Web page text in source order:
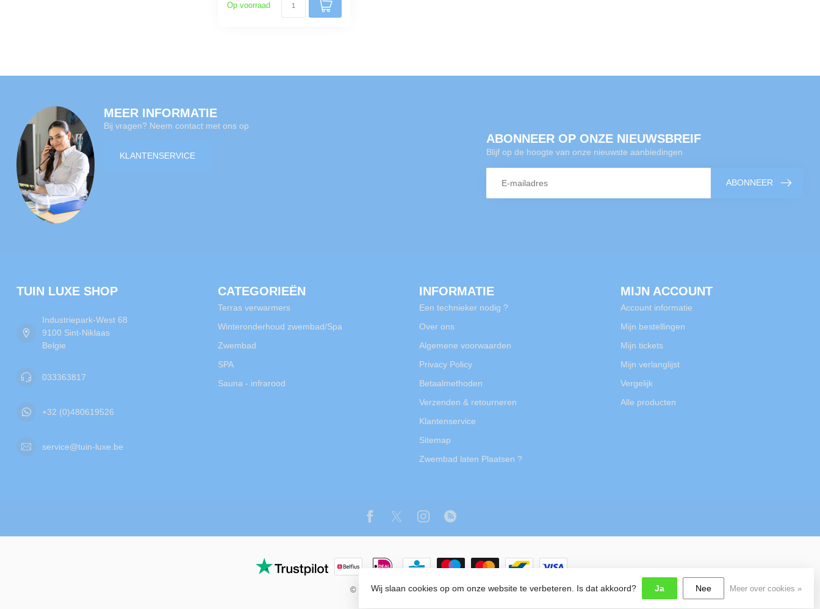
Op voorraad
MEER INFORMATIE
Bij vragen? Neem contact met ons op
KLANTENSERVICE
ABONNEER OP ONZE NIEUWSBREIF
Blijf op de hoogte van onze nieuwste aanbiedingen
ABONNEER
TUIN LUXE SHOP
Industriepark-West 68
9100 Sint-Niklaas
Belgie
033363817
+32 (0)480619526
service@tuin-luxe.be
CATEGORIEËN
Terras verwarmers
Winteronderhoud zwembad/Spa
Zwembad
SPA
Sauna - infrarood
INFORMATIE
Een technieker nodig ?
Over ons
Algemene voorwaarden
Privacy Policy
Betaalmethoden
Verzenden & retourneren
Klantenservice
Sitemap
Zwembad laten Plaatsen ?
MIJN ACCOUNT
Account informatie
Mijn bestellingen
Mijn tickets
Mijn verlanglijst
Vergelijk
Alle producten
© Copyright 2026 Tuin Luxe Shop
Wij slaan cookies op om onze website te verbeteren. Is dat akkoord? Ja Nee Meer over cookies »